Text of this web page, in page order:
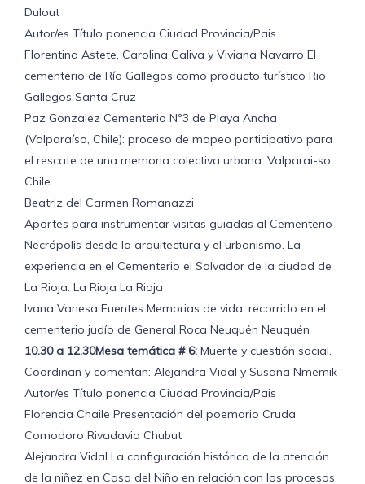
Dulout
Autor/es Título ponencia Ciudad Provincia/Pais
Florentina Astete, Carolina Caliva y Viviana Navarro El
cementerio de Río Gallegos como producto turístico Rio
Gallegos Santa Cruz
Paz Gonzalez Cementerio Nº3 de Playa Ancha
(Valparaíso, Chile): proceso de mapeo participativo para
el rescate de una memoria colectiva urbana. Valparai-so
Chile
Beatriz del Carmen Romanazzi
Aportes para instrumentar visitas guiadas al Cementerio
Necrópolis desde la arquitectura y el urbanismo. La
experiencia en el Cementerio el Salvador de la ciudad de
La Rioja. La Rioja La Rioja
Ivana Vanesa Fuentes Memorias de vida: recorrido en el
cementerio judío de General Roca Neuquén Neuquén
10.30 a 12.30Mesa temática # 6: Muerte y cuestión social.
Coordinan y comentan: Alejandra Vidal y Susana Nmemik
Autor/es Título ponencia Ciudad Provincia/Pais
Florencia Chaile Presentación del poemario Cruda
Comodoro Rivadavia Chubut
Alejandra Vidal La configuración histórica de la atención
de la niñez en Casa del Niño en relación con los procesos